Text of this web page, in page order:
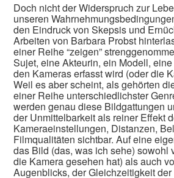
Doch nicht der Widerspruch zur
unseren
den Eindruck von Skepsis und
Arbeiten von Barbara Probst
einer Reihe “zeigen”
Sujet, eine Akteurin, ein Modell,
den Kameras erfasst wird (oder die
Weil es aber scheint, als gehörten
einer Reihe unterschiedlichster
werden genau diese Bildgattungen
der Unmittelbarkeit als reiner Effekt
Kameraeinstellungen, Distanzen,
Filmqualitäten sichtbar. Auf eine
das Bild (das, was ich sehe) sowohl
die Kamera gesehen hat) als auch
Augenblicks, der Gleichzeitigkeit